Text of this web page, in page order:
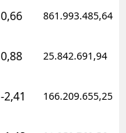
0,66 861.993.485,64
0,88 25.842.691,94
-2,41 166.209.655,25